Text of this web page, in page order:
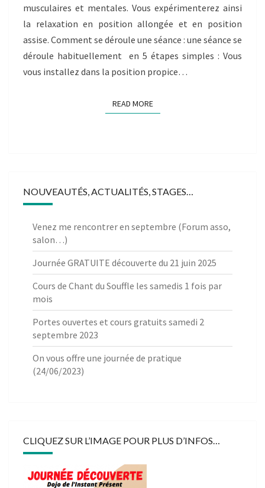
musculaires et mentales. Vous expérimenterez ainsi
la relaxation en position allongée et en position
assise. Comment se déroule une séance : une séance se
déroule habituellement en 5 étapes simples : Vous
vous installez dans la position propice…
READ MOREREAD MORE
NOUVEAUTÉS, ACTUALITÉS, STAGES…
Venez me rencontrer en septembre (Forum asso,
salon…)
Journée GRATUITE découverte du 21 juin 2025
Cours de Chant du Souffle les samedis 1 fois par
mois
Portes ouvertes et cours gratuits samedi 2
septembre 2023
On vous offre une journée de pratique
(24/06/2023)
CLIQUEZ SUR L’IMAGE POUR PLUS D’INFOS…